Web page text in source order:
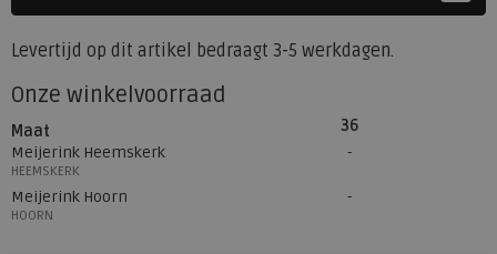
SELECTEER EERST UW MAAT
Levertijd op dit artikel bedraagt 3-5 werkdagen.
Onze winkelvoorraad
Maat
36
Meijerink Heemskerk
HEEMSKERK
Meijerink Hoorn
HOORN